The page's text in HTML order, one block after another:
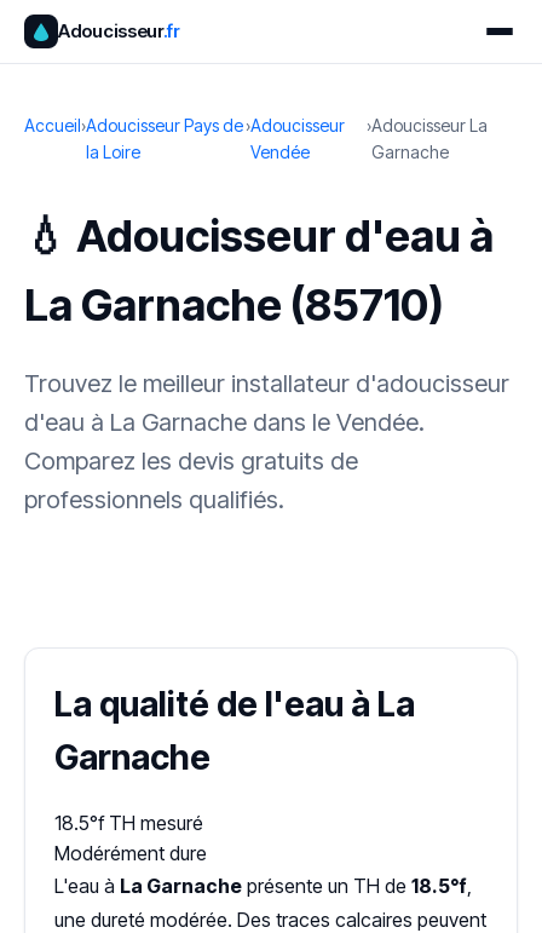
Adoucisseur.fr
Accueil›Adoucisseur Pays de
la Loire
›Adoucisseur
Vendée
›Adoucisseur La
Garnache
💧 Adoucisseur d'eau à
La Garnache (85710)
Trouvez le meilleur installateur d'adoucisseur
d'eau à La Garnache dans le Vendée.
Comparez les devis gratuits de
professionnels qualifiés.
La qualité de l'eau à La
Garnache
18.5°f TH mesuré
Modérément dure
L'eau à La Garnache présente un TH de 18.5°f,
une dureté modérée. Des traces calcaires peuvent